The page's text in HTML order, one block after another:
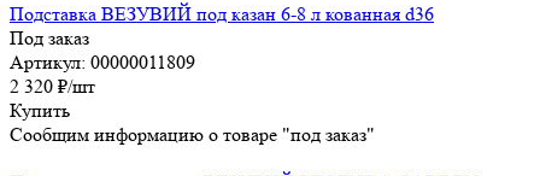
Подставка ВЕЗУВИЙ под казан 6-8 л кованная d36
Под заказ
Артикул: 00000011809
2 320 ₽/шт
Купить
Сообщим информацию о товаре "под заказ"